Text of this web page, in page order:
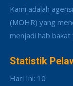
Kami adalah
(MOHR) yang
menjadi hab bakat
Statistik
Hari Ini: 10